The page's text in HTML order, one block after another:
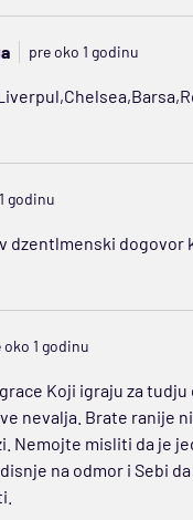
pre oko 1 godinu
godinu
dzentlmenski
oko 1 godinu
Koji igraju za
nevalja. Brate ranije
Nemojte misliti da je
na odmor i Sebi